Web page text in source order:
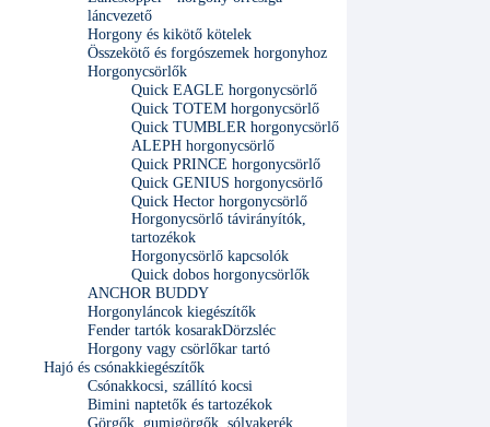
láncvezető
Horgony és kikötő kötelek
Összekötő és forgószemek horgonyhoz
Horgonycsörlők
Quick EAGLE horgonycsörlő
Quick TOTEM horgonycsörlő
Quick TUMBLER horgonycsörlő
ALEPH horgonycsörlő
Quick PRINCE horgonycsörlő
Quick GENIUS horgonycsörlő
Quick Hector horgonycsörlő
Horgonycsörlő távirányítók,
tartozékok
Horgonycsörlő kapcsolók
Quick dobos horgonycsörlők
ANCHOR BUDDY
Horgonyláncok kiegészítők
Fender tartók kosarakDörzsléc
Horgony vagy csörlőkar tartó
Hajó és csónakkiegészítők
Csónakkocsi, szállító kocsi
Bimini naptetők és tartozékok
Görgők, gumigörgők, sólyakerék